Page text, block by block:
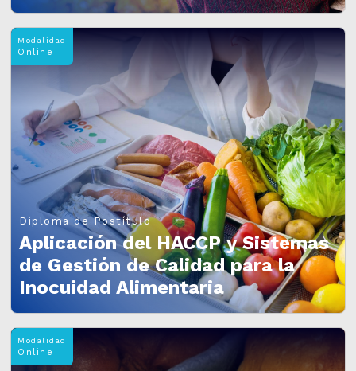
Modalidad
Online
Diploma de Postítulo
Aplicación del HACCP y Sistemas
de Gestión de Calidad para la
Inocuidad Alimentaria
Modalidad
Online